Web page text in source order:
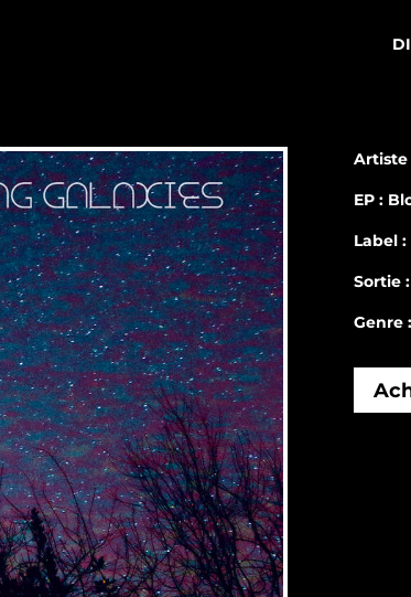
Artiste
EP :
Label
Sortie :
Genre